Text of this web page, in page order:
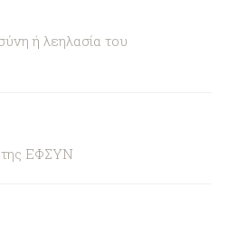
ή λεηλασία του
της ΕΦΣΥΝ